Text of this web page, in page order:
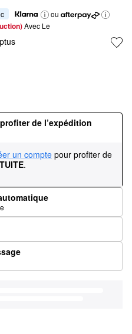
ou
Avec Le
de l’expédition
un compte pour profiter de
.